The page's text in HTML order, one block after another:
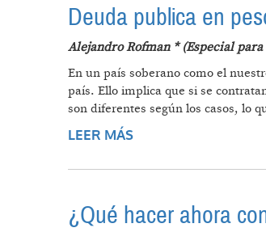
Deuda publica en
Alejandro Rofman * (Especial
En un país soberano como el
país. Ello implica que si se
son diferentes según los casos, lo
LEER MÁS
¿Qué hacer ahora